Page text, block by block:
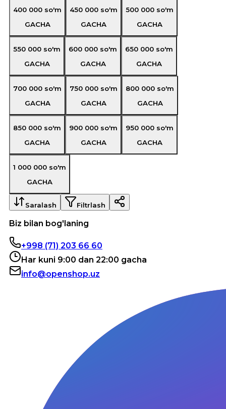
400 000 so'm
GACHA
450 000 so'm
GACHA
500 000 so'm
GACHA
550 000 so'm
GACHA
600 000 so'm
GACHA
650 000 so'm
GACHA
700 000 so'm
GACHA
750 000 so'm
GACHA
800 000 so'm
GACHA
850 000 so'm
GACHA
900 000 so'm
GACHA
950 000 so'm
GACHA
1 000 000 so'm
GACHA
Saralash Filtrlash
Biz bilan bog'laning
+998 (71) 203 66 60
Har kuni 9:00 dan 22:00 gacha
info@openshop.uz